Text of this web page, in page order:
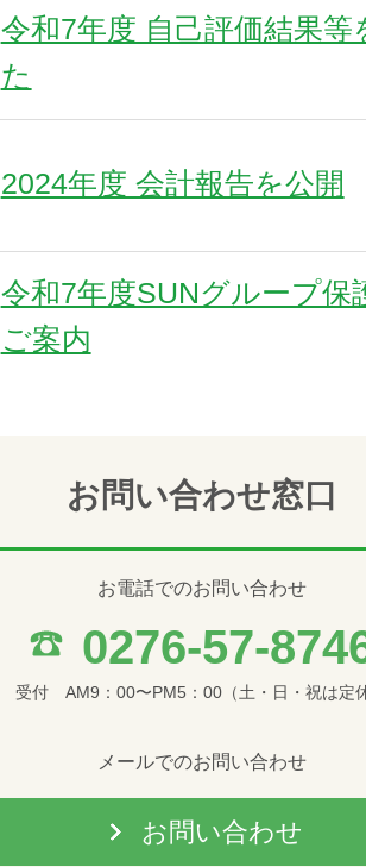
令和7年度 自己評価結果等
た
2024年度 会計報告を公開
令和7年度SUNグループ保
ご案内
お問い合わせ窓口
お電話でのお問い合わせ
0276-57-
受付 AM9：00〜PM5：00（土・日・祝は定
メールでのお問い合わせ
お問い合わせ